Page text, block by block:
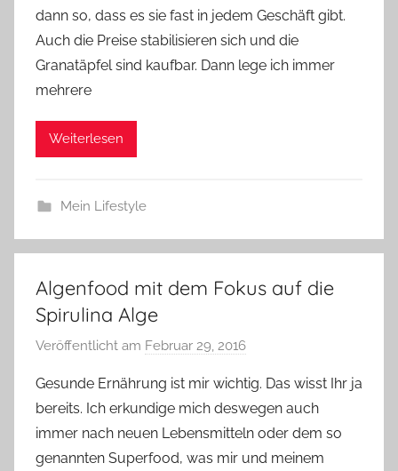
dann so, dass es sie fast in jedem Geschäft gibt.
Auch die Preise stabilisieren sich und die
Granatäpfel sind kaufbar. Dann lege ich immer
mehrere
Weiterlesen
Mein Lifestyle
Algenfood mit dem Fokus auf die
Spirulina Alge
Veröffentlicht am Februar 29, 2016
n
Y
v
o
Gesunde Ernährung ist mir wichtig. Das wisst Ihr ja
bereits. Ich erkundige mich deswegen auch
immer nach neuen Lebensmitteln oder dem so
genannten Superfood, was mir und meinem